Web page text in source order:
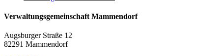
Verwaltungsgemeinschaft Mammendorf
Augsburger Straße 12
82291 Mammendorf